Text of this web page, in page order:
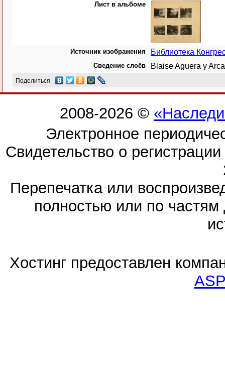
Лист в альбоме
Источник изображения Библиотека
Сведение слоёв Blaise Aguera y
Поделиться
2008-2026 ©
Электронное
Свидетельство о
Перепечатка или
полностью или по частям
Хостинг предоставлен